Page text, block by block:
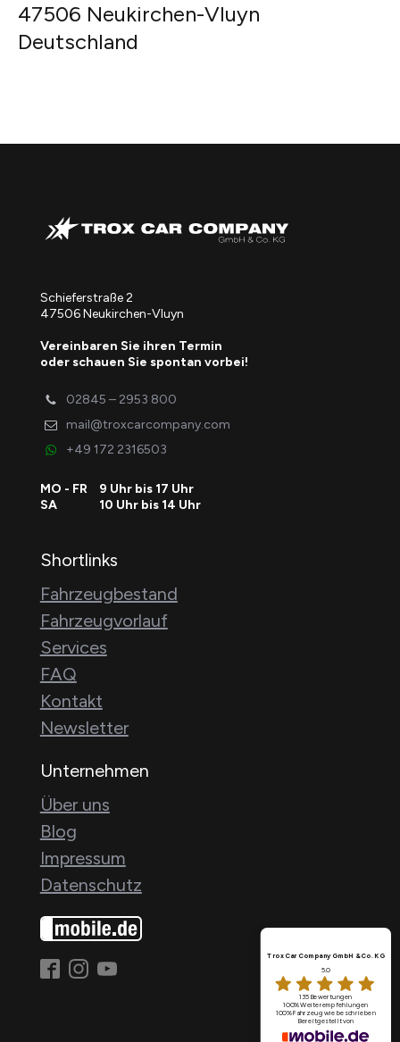
47506 Neukirchen-Vluyn
Deutschland
Schieferstraße 2
47506 Neukirchen-Vluyn
Vereinbaren Sie ihren Termin
oder schauen Sie spontan vorbei!
02845 – 2953 800
mail@troxcarcompany.com
+49 172 2316503
MO - FR
SA
9 Uhr bis 17 Uhr
10 Uhr bis 14 Uhr
Shortlinks
Fahrzeugbestand
Fahrzeugvorlauf
Services
FAQ
Kontakt
Newsletter
Unternehmen
Über uns
Blog
Impressum
Datenschutz
Trox Car Company GmbH & Co. KG
5.0
135 Bewertungen
100%Weiterempfehlungen
100%Fahrzeug wie beschrieben
Bereitgestellt von